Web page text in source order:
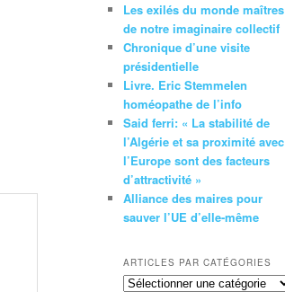
Les exilés du monde maîtres
de notre imaginaire collectif
Chronique d’une visite
présidentielle
Livre. Eric Stemmelen
homéopathe de l’info
Said ferri: « La stabilité de
l’Algérie et sa proximité avec
l’Europe sont des facteurs
d’attractivité »
Alliance des maires pour
sauver l’UE d’elle-même
ARTICLES PAR CATÉGORIES
Articles